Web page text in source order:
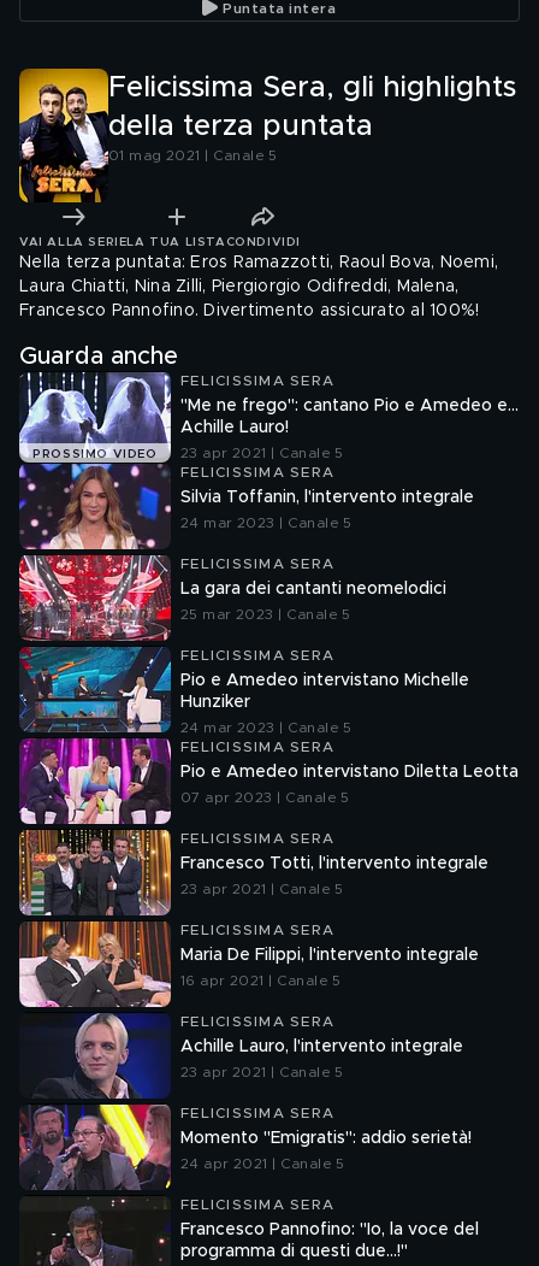
Puntata intera
Felicissima Sera, gli highlights
della terza puntata
01 mag 2021 | Canale 5
VAI ALLA SERIE LA TUA LISTA CONDIVIDI
Nella terza puntata: Eros Ramazzotti, Raoul Bova, Noemi,
Laura Chiatti, Nina Zilli, Piergiorgio Odifreddi, Malena,
Francesco Pannofino. Divertimento assicurato al 100%!
Guarda anche
PROSSIMO VIDEO
FELICISSIMA SERA
"Me ne frego": cantano Pio e Amedeo e...
Achille Lauro!
23 apr 2021 | Canale 5
FELICISSIMA SERA
Silvia Toffanin, l'intervento integrale
24 mar 2023 | Canale 5
FELICISSIMA SERA
La gara dei cantanti neomelodici
25 mar 2023 | Canale 5
FELICISSIMA SERA
Pio e Amedeo intervistano Michelle
Hunziker
24 mar 2023 | Canale 5
FELICISSIMA SERA
Pio e Amedeo intervistano Diletta Leotta
07 apr 2023 | Canale 5
FELICISSIMA SERA
Francesco Totti, l'intervento integrale
23 apr 2021 | Canale 5
FELICISSIMA SERA
Maria De Filippi, l'intervento integrale
16 apr 2021 | Canale 5
FELICISSIMA SERA
Achille Lauro, l'intervento integrale
23 apr 2021 | Canale 5
FELICISSIMA SERA
Momento "Emigratis": addio serietà!
24 apr 2021 | Canale 5
FELICISSIMA SERA
Francesco Pannofino: "Io, la voce del
programma di questi due...!"